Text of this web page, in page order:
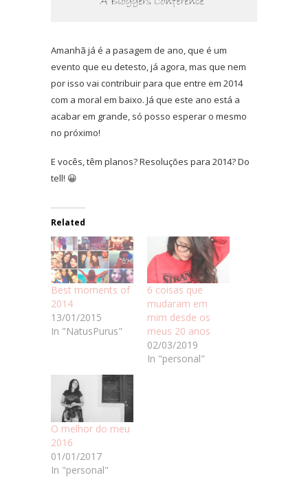
Amanhã já é a pasagem de ano, que é um
evento que eu detesto, já agora, mas que nem
por isso vai contribuir para que entre em 2014
com a moral em baixo. Já que este ano está a
acabar em grande, só posso esperar o mesmo
no próximo!
E vocês, têm planos? Resoluções para 2014? Do
tell! 😀
Related
Best moments of
2014
13/01/2015
In "NatusPurus"
6 coisas que
mudaram em
mim desde os
meus 20 anos
02/03/2019
In "personal"
O melhor do meu
2016
01/01/2017
In "personal"